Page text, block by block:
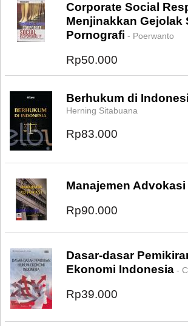
Corporate Social
Menjinakkan Gejolak
Pornografi - Poerwanto
Rp50.000
Berhukum di
Herning Sitabuana
Rp83.000
Manajemen Advokasi
Rp90.000
Dasar-dasar
Ekonomi Indonesia -
Rp39.000